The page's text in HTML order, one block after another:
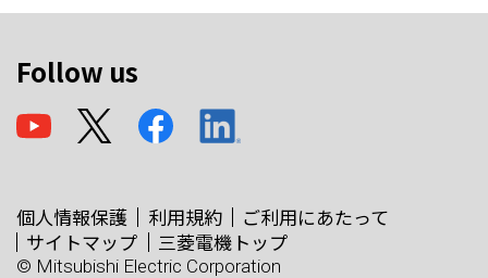
Follow us
個人情報保護 利用規約
ご利用にあたって
サイトマップ
三菱電機トップ
© Mitsubishi Electric Corporation